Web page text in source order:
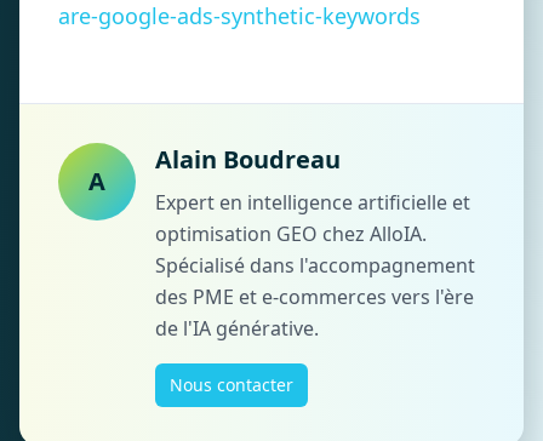
are-google-ads-synthetic-keywords
A
Alain Boudreau
Expert en intelligence artificielle et
optimisation GEO chez AlloIA.
Spécialisé dans l'accompagnement
des PME et e-commerces vers l'ère
de l'IA générative.
Nous contacter